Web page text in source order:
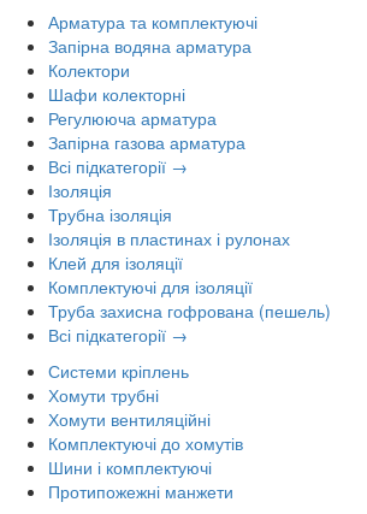
Арматура та комплектуючі
Запірна водяна арматура
Колектори
Шафи колекторні
Регулююча арматура
Запірна газова арматура
Всі підкатегорії →
Ізоляція
Трубна ізоляція
Ізоляція в пластинах і рулонах
Клей для ізоляції
Комплектуючі для ізоляції
Труба захисна гофрована (пешель)
Всі підкатегорії →
Системи кріплень
Хомути трубні
Хомути вентиляційні
Комплектуючі до хомутів
Шини і комплектуючі
Протипожежні манжети